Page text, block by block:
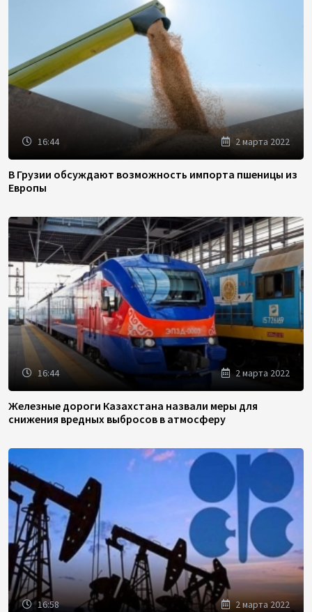
16:44 2 марта 2022
В Грузии обсуждают возможность импорта пшеницы из
Европы
16:44 2 марта 2022
Железные дороги Казахстана назвали меры для
снижения вредных выбросов в атмосферу
16:58 2 марта 2022